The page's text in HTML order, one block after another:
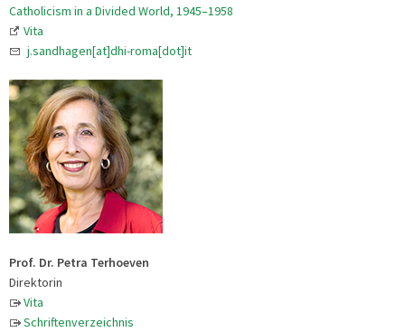
Catholicism in a Divided World, 1945–1958
Vita
j.sandhagen[at]dhi-roma[dot]it
Prof. Dr. Petra Terhoeven
Direktorin
Vita
Schriftenverzeichnis